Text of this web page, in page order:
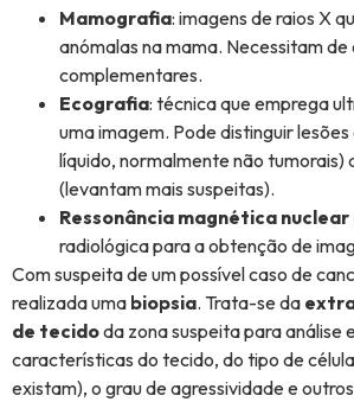
Mamografia: imagens de raios X
anómalas na mama. Necessitam de
complementares.
Ecografia: técnica que emprega
uma imagem. Pode distinguir
líquido, normalmente não tumorais)
(levantam mais suspeitas).
Ressonância magnética nuclear
radiológica para a obtenção de
Com suspeita de um possível caso de
realizada uma biopsia. Trata-se da
de tecidoda zona suspeita para análise
características do tecido, do tipo de
existam), o grau de agressividade e